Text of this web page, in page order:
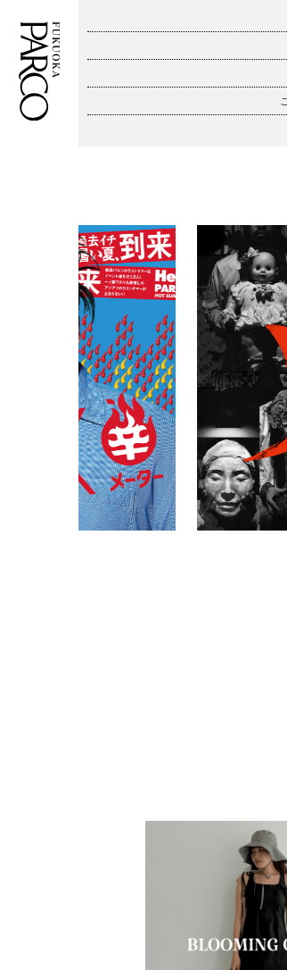
ニュース
レストラン・カフェ
TAX FREE
PARCOメンバーズ
한국어
ภาษาไทย
日本語